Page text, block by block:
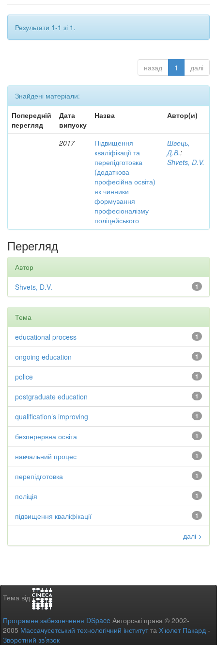
Результати 1-1 зі 1.
назад 1 далі
Знайдені матеріали:
Попередній
перегляд
Дата
випуску
Назва Автор(и)
2017
Підвищення
кваліфікації та
перепідготовка
(додаткова
професійна освіта)
як чинники
формування
професіоналізму
поліцейського
Швець,
Д.В.;
Shvets, D.V.
Перегляд
Автор
1
Shvets, D.V.
Тема
1
educational process
1
ongoing education
1
police
1
postgraduate education
1
qualification’s improving
1
безперервна освіта
1
навчальний процес
1
перепідготовка
1
поліція
1
підвищення кваліфікації
далі >
Тема від
Програмне забезпечення DSpace Авторські права © 2002-
2005 Массачусетський технологічний інститутта Х’юлет Пакард -
Зворотний зв’язок